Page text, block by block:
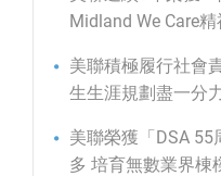
Midland We Care
美聯積極履行社會
生生涯規劃盡一分
美聯榮獲「DSA
多 培育無數業界棟